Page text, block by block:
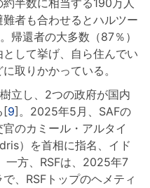
半数に相当する190万人
者も合わせるとハルツー
帰還者の大多数（87％）
して挙げ、自ら住んでい
取りかかっている。
立し、2つの政府が国内
[9]。2025年5月、SAFの
のカミール・アルタイ
）を首相に指名、イド
一方、RSFは、2025年7
、RSFトップのヘメティ